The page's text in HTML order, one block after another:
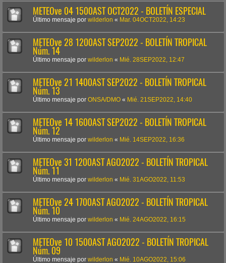
METEOve 04 1500AST OCT2022 - BOLETÍN ESPECIAL
Último mensaje por wilderlon « Mar. 04OCT2022, 14:23
METEOve 28 1200AST SEP2022 - BOLETÍN TROPICAL
Núm. 14
Último mensaje por wilderlon « Mié. 28SEP2022, 12:47
METEOve 21 1400AST SEP2022 - BOLETÍN TROPICAL
Núm. 13
Último mensaje por ONSA/DMO « Mié. 21SEP2022, 14:40
METEOve 14 1600AST SEP2022 - BOLETÍN TROPICAL
Núm. 12
Último mensaje por wilderlon « Mié. 14SEP2022, 16:36
METEOve 31 1200AST AGO2022 - BOLETÍN TROPICAL
Núm. 11
Último mensaje por wilderlon « Mié. 31AGO2022, 11:53
METEOve 24 1700AST AGO2022 - BOLETÍN TROPICAL
Núm. 10
Último mensaje por wilderlon « Mié. 24AGO2022, 16:15
METEOve 10 1500AST AGO2022 - BOLETÍN TROPICAL
Núm. 09
Último mensaje por wilderlon « Mié. 10AGO2022, 15:06